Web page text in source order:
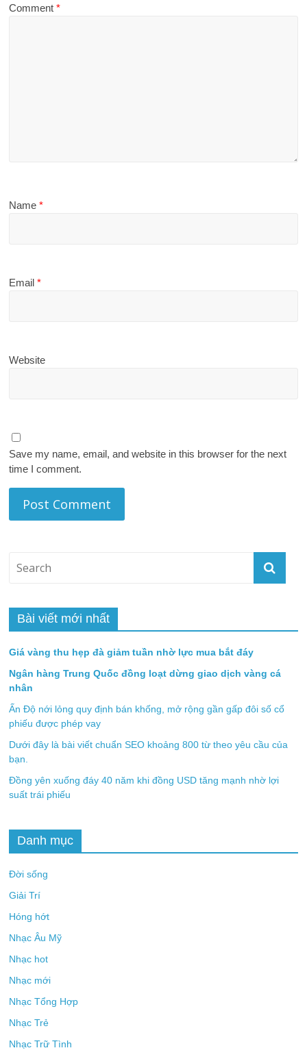
Comment*
Name*
Email*
Website
Save my name, email, and website in this browser for the next
time I comment.
Bài viết mới nhất
Giá vàng thu hẹp đà giảm tuần nhờ lực mua bắt đáy
Ngân hàng Trung Quốc đồng loạt dừng giao dịch vàng cá
nhân
Ấn Độ nới lỏng quy định bán khống, mở rộng gần gấp đôi số cổ
phiếu được phép vay
Dưới đây là bài viết chuẩn SEO khoảng 800 từ theo yêu cầu của
bạn.
Đồng yên xuống đáy 40 năm khi đồng USD tăng mạnh nhờ lợi
suất trái phiếu
Danh mục
Đời sống
Giải Trí
Hóng hớt
Nhạc Âu Mỹ
Nhạc hot
Nhạc mới
Nhạc Tổng Hợp
Nhạc Trẻ
Nhạc Trữ Tình